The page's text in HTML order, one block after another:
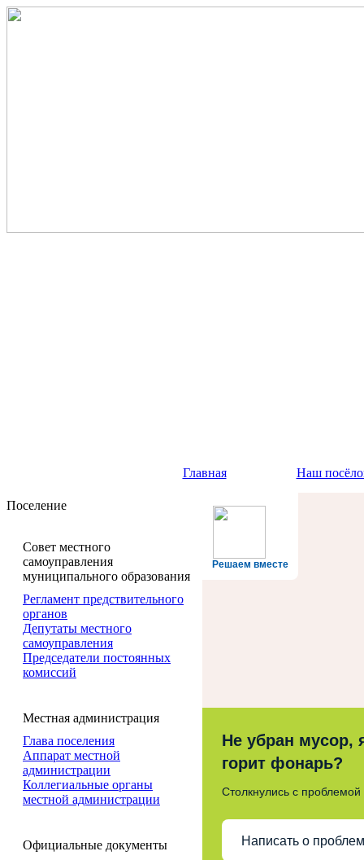
Главная Наш
Поселение
Совет местного
самоуправления
муниципального образования
Регламент предствительного
органов
Депутаты местного
самоуправления
Председатели постоянных
комиссий
Местная администрация
Глава поселения
Аппарат местной
администрации
Коллегиальные органы
местной администрации
Официальные документы
Решаем вместе
Не убран мусор,
горит фонарь?
Столкнулись с
Написать о